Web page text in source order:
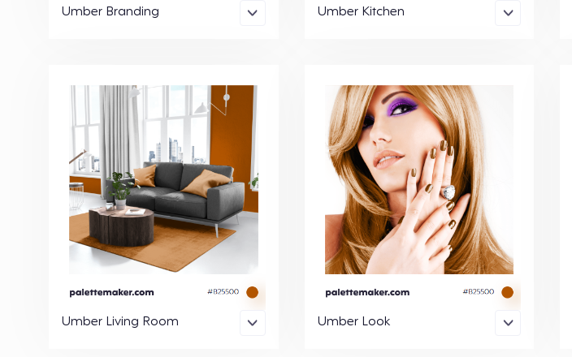
Umber Branding Umber Kitchen
Umber Living Room Umber Look